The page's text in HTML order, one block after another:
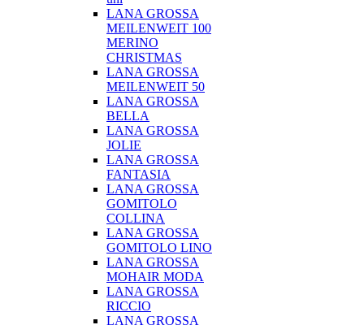
LANA GROSSA
MEILENWEIT 100
MERINO
CHRISTMAS
LANA GROSSA
MEILENWEIT 50
LANA GROSSA
BELLA
LANA GROSSA
JOLIE
LANA GROSSA
FANTASIA
LANA GROSSA
GOMITOLO
COLLINA
LANA GROSSA
GOMITOLO LINO
LANA GROSSA
MOHAIR MODA
LANA GROSSA
RICCIO
LANA GROSSA